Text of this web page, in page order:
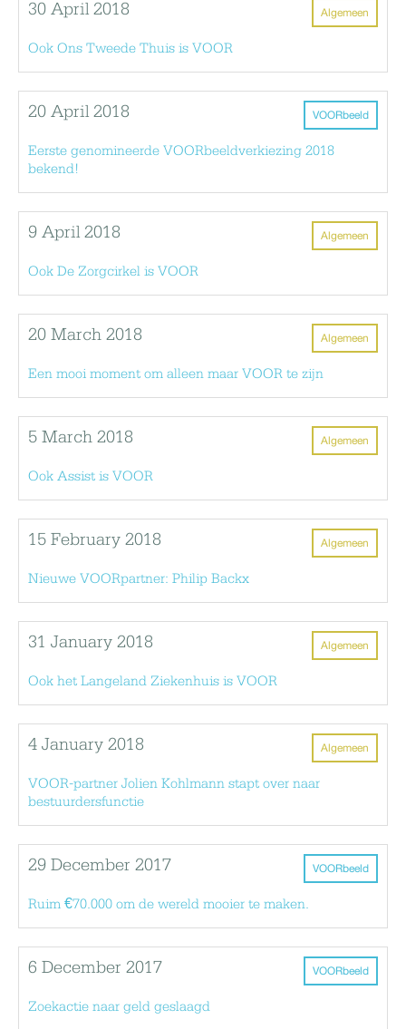
Algemeen
30 April 2018
Ook Ons Tweede Thuis is VOOR
VOORbeeld
20 April 2018
Eerste genomineerde VOORbeeldverkiezing 2018
bekend!
Algemeen
9 April 2018
Ook De Zorgcirkel is VOOR
Algemeen
20 March 2018
Een mooi moment om alleen maar VOOR te zijn
Algemeen
5 March 2018
Ook Assist is VOOR
Algemeen
15 February 2018
Nieuwe VOORpartner: Philip Backx
Algemeen
31 January 2018
Ook het Langeland Ziekenhuis is VOOR
Algemeen
4 January 2018
VOOR-partner Jolien Kohlmann stapt over naar
bestuurdersfunctie
VOORbeeld
29 December 2017
Ruim €70.000 om de wereld mooier te maken.
VOORbeeld
6 December 2017
Zoekactie naar geld geslaagd